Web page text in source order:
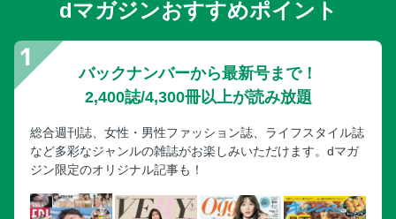
切り干し大根の腸活中華サラダ／中華麹のオイルパスタ
チンジャオロース／本格麻婆豆腐
五目あんかけ焼きそば
変わり麹1 BBQのタレ麹 豚肩ロースのオーブン焼き
変わり麹2 無添加カレー麹 発酵麹カレー
変わり麹4 にんにく麹 菜の花の豚しゃぶサラダ
dマガジンおすすめポイント
バックナンバーから最新号まで！
2,400誌/4,300冊以上が読み放題
総合週刊誌、女性・男性ファッション誌、ライフスタイル誌
など多彩なジャンルの雑誌がお楽しみいただけます。dマガ
ジン限定のオリジナル記事も！